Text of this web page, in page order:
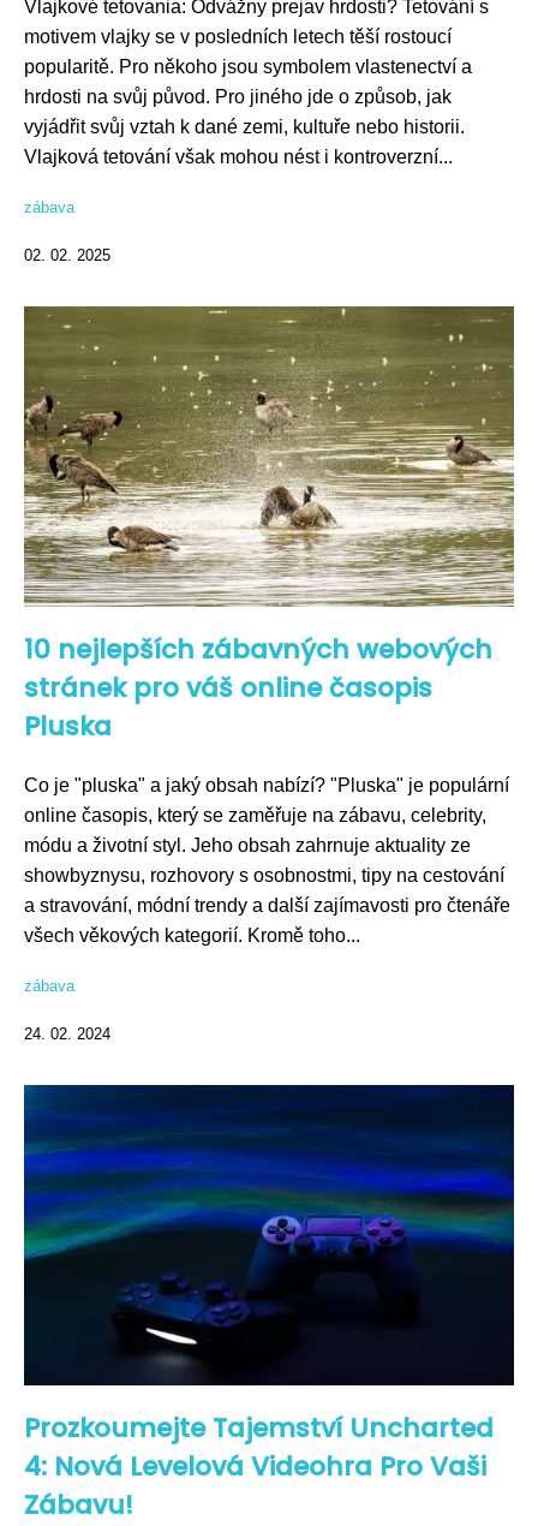
Vlajkové tetovania: Odvážny prejav hrdosti? Tetování s
motivem vlajky se v posledních letech těší rostoucí
popularitě. Pro někoho jsou symbolem vlastenectví a
hrdosti na svůj původ. Pro jiného jde o způsob, jak
vyjádřit svůj vztah k dané zemi, kultuře nebo historii.
Vlajková tetování však mohou nést i kontroverzní...
zábava
02. 02. 2025
10 nejlepších zábavných webových
stránek pro váš online časopis
Pluska
Co je "pluska" a jaký obsah nabízí? "Pluska" je populární
online časopis, který se zaměřuje na zábavu, celebrity,
módu a životní styl. Jeho obsah zahrnuje aktuality ze
showbyznysu, rozhovory s osobnostmi, tipy na cestování
a stravování, módní trendy a další zajímavosti pro čtenáře
všech věkových kategorií. Kromě toho...
zábava
24. 02. 2024
Prozkoumejte Tajemství Uncharted
4: Nová Levelová Videohra Pro Vaši
Zábavu!